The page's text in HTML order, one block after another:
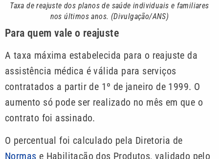
Taxa de reajuste dos planos de saúde individuais e familiares
nos últimos anos. (Divulgação/ANS)
Para quem vale o reajuste
A taxa máxima estabelecida para o reajuste da
assistência médica é válida para serviços
contratados a partir de 1º de janeiro de 1999. O
aumento só pode ser realizado no mês em que o
contrato foi assinado.
O percentual foi calculado pela Diretoria de
Normas e Habilitação dos Produtos, validado pelo